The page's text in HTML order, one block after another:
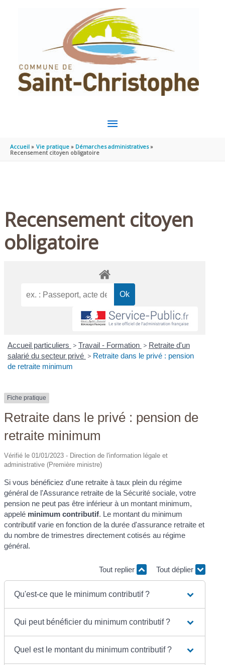
MENU
PRINCIPAL
Accueil Vie pratique
Démarches administratives
Recensement citoyen obligatoire
Recensement citoyen
obligatoire
Accueil particuliers > Travail - Formation > Retraite d'un
salarié du secteur privé > Retraite dans le privé : pension
de retraite minimum
Fiche pratique
Retraite dans le privé : pension de
retraite minimum
Vérifié le 01/01/2023 - Direction de l'information légale et
administrative (Première ministre)
Si vous bénéficiez d'une retraite à taux plein du régime
général de l'Assurance retraite de la Sécurité sociale, votre
pension ne peut pas être inférieur à un montant minimum,
appelé minimum contributif. Le montant du minimum
contributif varie en fonction de la durée d'assurance retraite et
du nombre de trimestres directement cotisés au régime
général.
Tout replier Tout déplier
Qu'est-ce que le minimum contributif ?
Qui peut bénéficier du minimum contributif ?
Quel est le montant du minimum contributif ?